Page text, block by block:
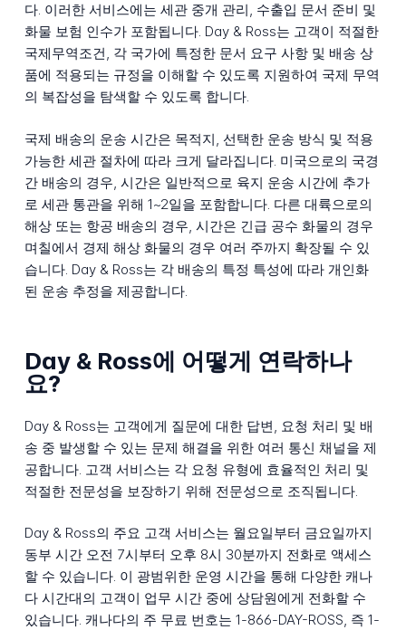
다. 이러한 서비스에는 세관 중개 관리, 수출입 문서 준비 및
화물 보험 인수가 포함됩니다. Day & Ross는 고객이 적절한
국제무역조건, 각 국가에 특정한 문서 요구 사항 및 배송 상
품에 적용되는 규정을 이해할 수 있도록 지원하여 국제 무역
의 복잡성을 탐색할 수 있도록 합니다.
국제 배송의 운송 시간은 목적지, 선택한 운송 방식 및 적용
가능한 세관 절차에 따라 크게 달라집니다. 미국으로의 국경
간 배송의 경우, 시간은 일반적으로 육지 운송 시간에 추가
로 세관 통관을 위해 1~2일을 포함합니다. 다른 대륙으로의
해상 또는 항공 배송의 경우, 시간은 긴급 공수 화물의 경우
며칠에서 경제 해상 화물의 경우 여러 주까지 확장될 수 있
습니다. Day & Ross는 각 배송의 특정 특성에 따라 개인화
된 운송 추정을 제공합니다.
Day & Ross에 어떻게 연락하나
요?
Day & Ross는 고객에게 질문에 대한 답변, 요청 처리 및 배
송 중 발생할 수 있는 문제 해결을 위한 여러 통신 채널을 제
공합니다. 고객 서비스는 각 요청 유형에 효율적인 처리 및
적절한 전문성을 보장하기 위해 전문성으로 조직됩니다.
Day & Ross의 주요 고객 서비스는 월요일부터 금요일까지
동부 시간 오전 7시부터 오후 8시 30분까지 전화로 액세스
할 수 있습니다. 이 광범위한 운영 시간을 통해 다양한 캐나
다 시간대의 고객이 업무 시간 중에 상담원에게 전화할 수
있습니다. 캐나다의 주 무료 번호는 1-866-DAY-ROSS, 즉 1-